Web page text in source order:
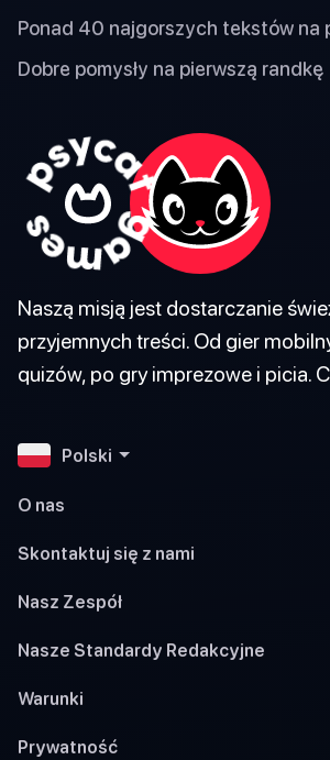
Ponad 40 najgorszych tekstów na
Dobre pomysły na pierwszą randkę
Naszą misją jest dostarczanie
przyjemnych treści. Od gier
quizów, po gry imprezowe i picia.
Polski
O nas
Skontaktuj się z nami
Nasz Zespół
Nasze Standardy Redakcyjne
Warunki
Prywatność